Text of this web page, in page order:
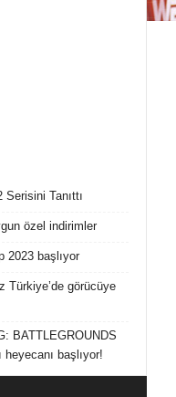
Tanıttı
özel indirimler
2023 başlıyor
Türkiye’de görücüye
BATTLEGROUNDS
başlıyor!